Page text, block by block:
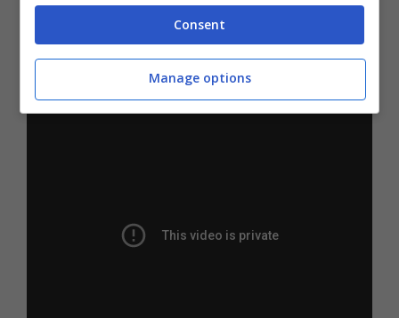
Consent
Manage options